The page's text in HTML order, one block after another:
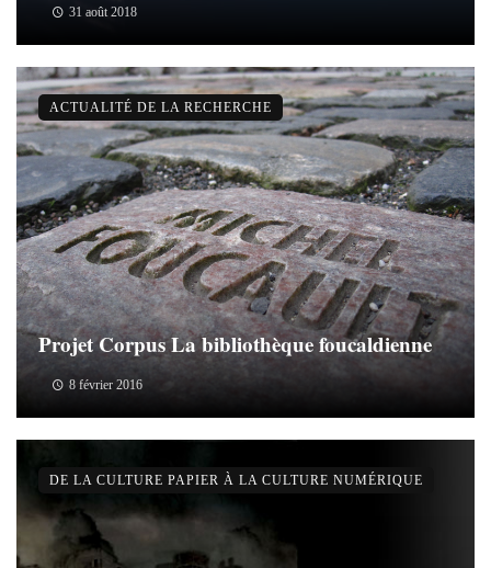
31 août 2018
Projet Corpus La bibliothèque foucaldienne
8 février 2016
ACTUALITÉ DE LA RECHERCHE
DE LA CULTURE PAPIER À LA CULTURE NUMÉRIQUE